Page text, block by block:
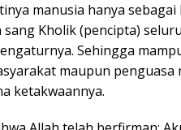
manusia hanya
Kholik (pencipta)
Sehingga
maupun
ketakwaannya.